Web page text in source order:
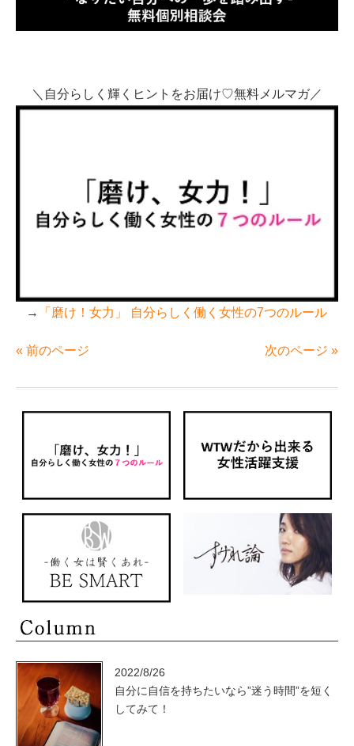
＼自分らしく輝くヒントをお届け♡無料メルマガ／
→ 「磨け！女力」 自分らしく働く女性の7つのルール
« 前のページ 次のページ »
2022/8/26
自分に自信を持ちたいなら”迷う時間”を短く
してみて！